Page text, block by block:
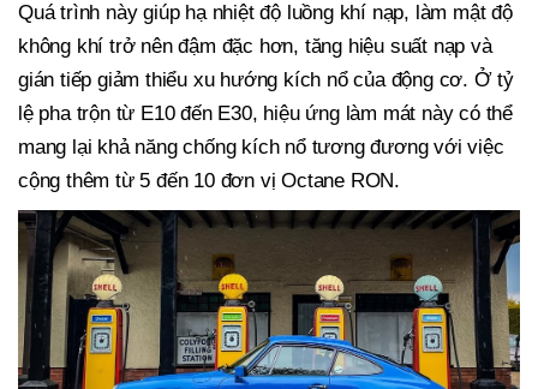
Quá trình này giúp hạ nhiệt độ luồng khí nạp, làm mật độ
không khí trở nên đậm đặc hơn, tăng hiệu suất nạp và
gián tiếp giảm thiểu xu hướng kích nổ của động cơ. Ở tỷ
lệ pha trộn từ E10 đến E30, hiệu ứng làm mát này có thể
mang lại khả năng chống kích nổ tương đương với việc
cộng thêm từ 5 đến 10 đơn vị Octane RON.